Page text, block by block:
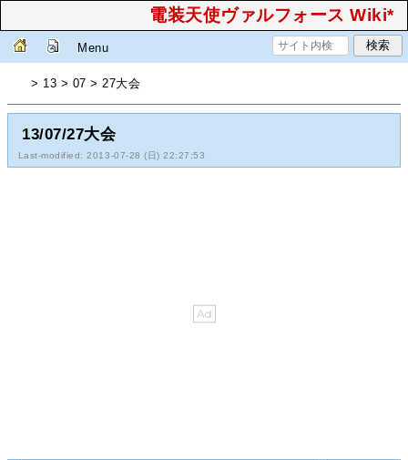
電装天使ヴァルフォース Wiki*
Menu
> 13 > 07 > 27大会
13/07/27大会
Last-modified: 2013-07-28 (日) 22:27:53